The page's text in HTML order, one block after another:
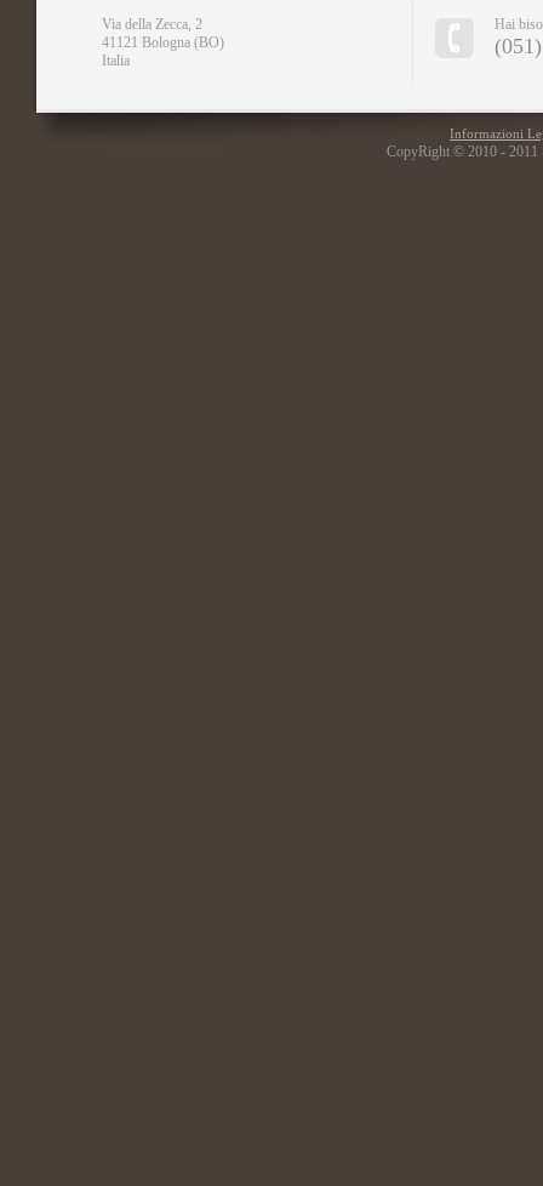
Via della Zecca, 2
41121 Bologna (BO)
Italia
Hai
Informazioni
CopyRight © 2010 - 2011